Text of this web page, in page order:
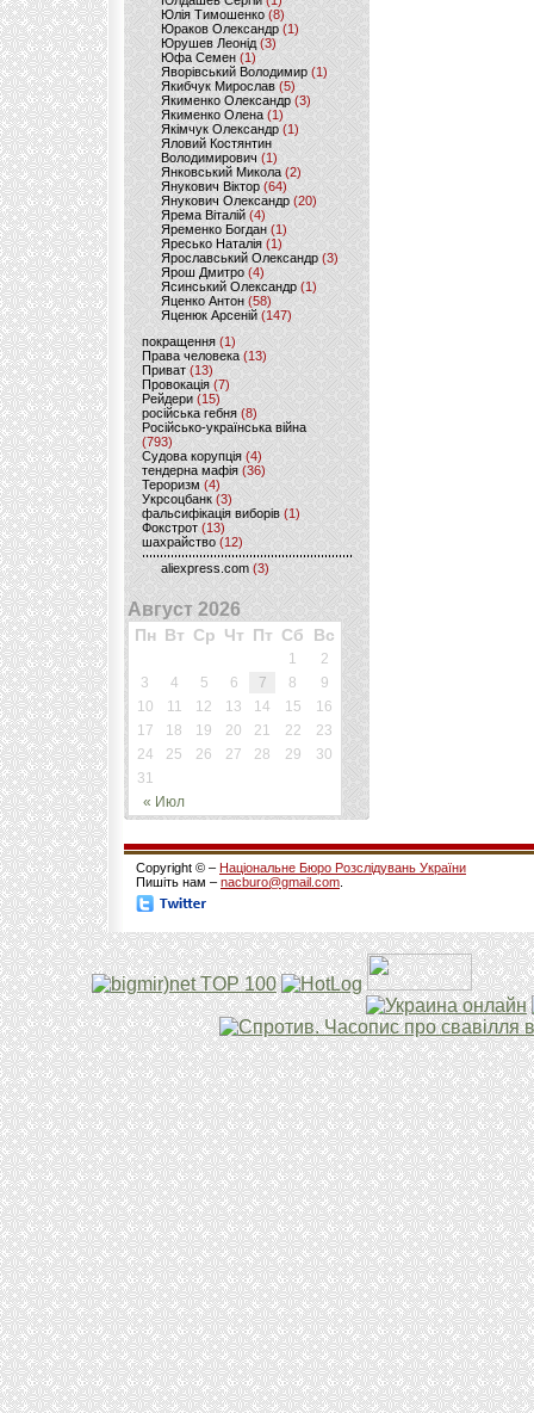
Юлія Тимошенко (8)
Юраков Олександр (1)
Юрушев Леонід (3)
Юфа Семен (1)
Яворівський Володимир (1)
Якибчук Мирослав (5)
Якименко Олександр (3)
Якименко Олена(1)
Якімчук Олександр (1)
Яловий Костянтин
Володимирович (1)
Янковський Микола(2)
Янукович Віктор (64)
Янукович Олександр(20)
Ярема Віталій(4)
Яременко Богдан(1)
Яресько Наталія(1)
Ярославський Олександр (3)
Ярош Дмитро (4)
Ясинський Олександр (1)
Яценко Антон(58)
Яценюк Арсеній (147)
покращення (1)
Права человека(13)
Приват (13)
Провокація (7)
Рейдери (15)
російська гебня (8)
Російсько-українська війна
(793)
Судова корупція (4)
тендерна мафія (36)
Тероризм (4)
Укрсоцбанк (3)
фальсифікація виборів (1)
Фокстрот(13)
шахрайство (12)
aliexpress.com (3)
Август 2026
Пн Вт Ср Чт Пт Сб Вс
« Июл
1
2
3
4 5 6 7 8
9
10
11 12 13 14 15
16
17
18 19 20 21 22
23
24
25 26 27 28 29
30
31
Copyright © – Національне Бюро Розслідувань України
Пишіть нам – nacburo@gmail.com